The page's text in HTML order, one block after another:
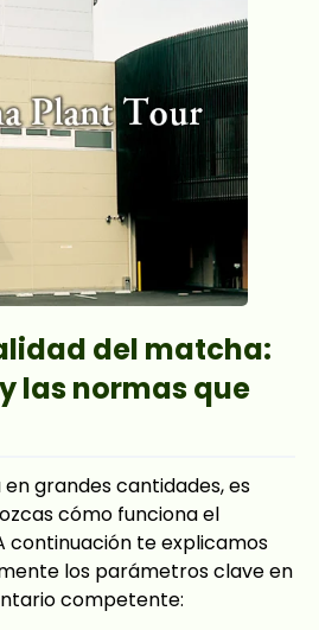
del matcha:
las normas que
grandes cantidades, es
cómo funciona el
continuación te explicamos
los parámetros clave en
competente: